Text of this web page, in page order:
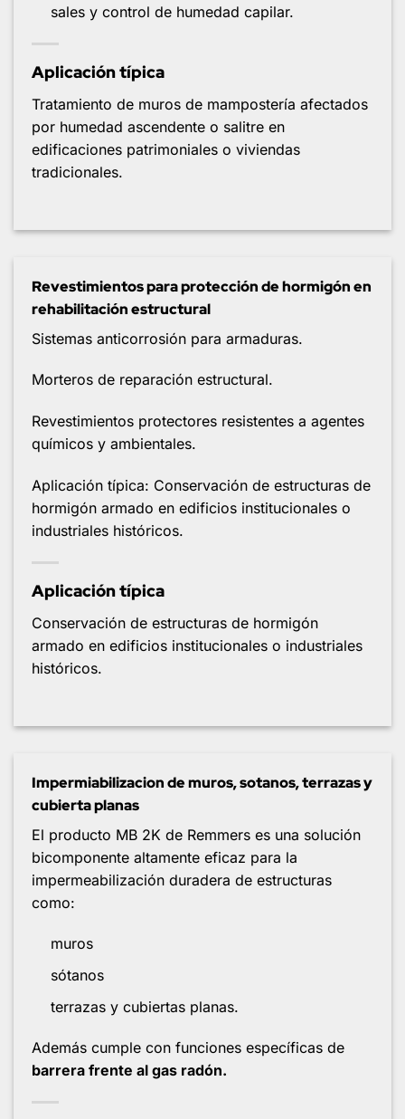
sales y control de humedad capilar.
Aplicación típica
Tratamiento de muros de mampostería afectados
por humedad ascendente o salitre en
edificaciones patrimoniales o viviendas
tradicionales.
Revestimientos para protección de hormigón en
rehabilitación estructural
Sistemas anticorrosión para armaduras.
Morteros de reparación estructural.
Revestimientos protectores resistentes a agentes
químicos y ambientales.
Aplicación típica: Conservación de estructuras de
hormigón armado en edificios institucionales o
industriales históricos.
Aplicación típica
Conservación de estructuras de hormigón
armado en edificios institucionales o industriales
históricos.
Impermiabilizacion de muros, sotanos, terrazas y
cubierta planas
El producto MB 2K de Remmers es una solución
bicomponente altamente eficaz para la
impermeabilización duradera de estructuras
como:
muros
sótanos
terrazas y cubiertas planas.
Además cumple con funciones específicas de
barrera frente al gas radón.